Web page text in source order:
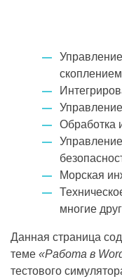
Обработка
Морская
многие
Данная страница
теме «Работа в
тестового